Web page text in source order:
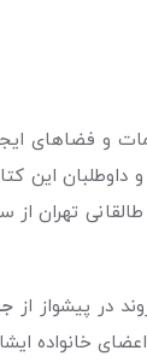
و فضاهای
این
در پیشواز از
خانواده